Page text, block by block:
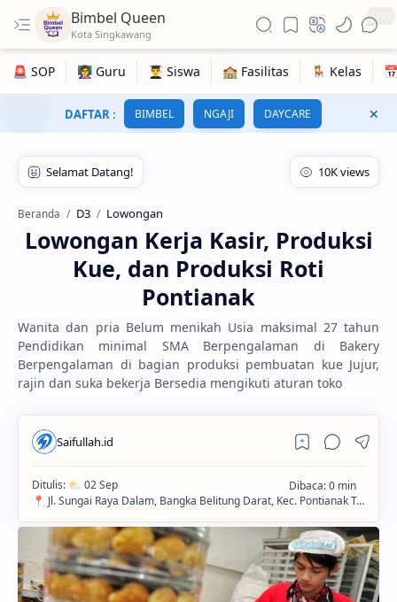
Bimbel Queen 1797
DAFTAR : BIMBEL NGAJI DAYCARE
Beranda D3 Lowongan
Lowongan Kerja Kasir, Produksi
Kue, dan Produksi Roti
Pontianak
Wanita dan pria Belum menikah Usia maksimal 27 tahun
Pendidikan minimal SMA Berpengalaman di Bakery
Berpengalaman di bagian produksi pembuatan kue Jujur,
rajin dan suka bekerja Bersedia mengikuti aturan toko